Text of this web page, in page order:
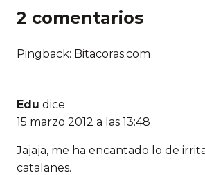
2 comentarios
Pingback: Bitacoras.com
Edu dice:
15 marzo 2012 a las 13:48
Jajaja, me ha encantado lo de
catalanes.